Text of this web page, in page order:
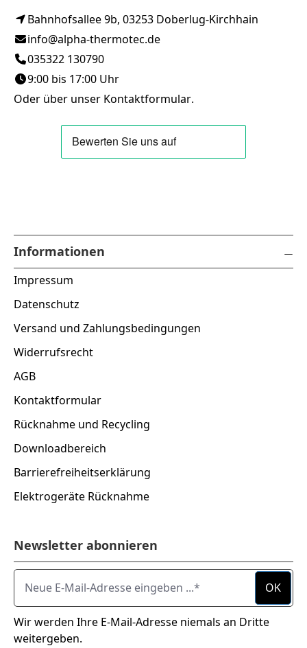
Bahnhofsallee 9b, 03253 Doberlug-Kirchhain
info@alpha-thermotec.de
035322 130790
9:00 bis 17:00 Uhr
Oder über unser Kontaktformular.
Informationen
Impressum
Datenschutz
Versand und Zahlungsbedingungen
Widerrufsrecht
AGB
Kontaktformular
Rücknahme und Recycling
Downloadbereich
Barrierefreiheitserklärung
Elektrogeräte Rücknahme
Newsletter abonnieren
Neue E-Mail-Adresse eingeben ...
OK
Wir werden Ihre E-Mail-Adresse niemals an Dritte
weitergeben.